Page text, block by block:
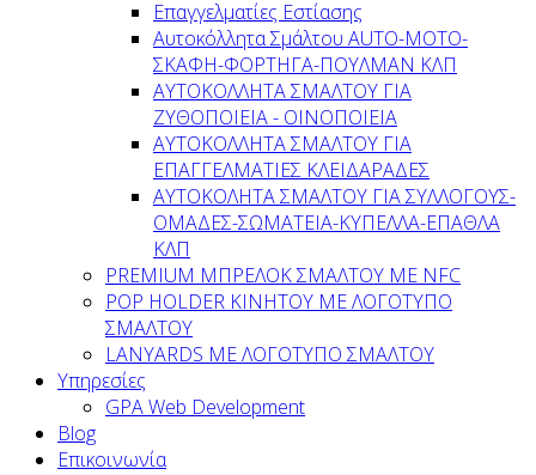
Επαγγελματίες Εστίασης
Αυτοκόλλητα Σμάλτου ΑUTO-MOTO-
ΣΚΑΦΗ-ΦΟΡΤΗΓΑ-ΠΟΥΛΜΑΝ ΚΛΠ
AYTOKOΛΛΗΤΑ ΣΜΑΛΤΟΥ ΓΙΑ
ΖΥΘΟΠΟΙΕΙΑ - ΟΙΝΟΠΟΙΕΙΑ
ΑΥΤΟΚΟΛΛΗΤΑ ΣΜΑΛΤΟΥ ΓΙΑ
ΕΠΑΓΓΕΛΜΑΤΙΕΣ ΚΛΕΙΔΑΡΑΔΕΣ
AYTOKOΛΗΤΑ ΣΜΑΛΤΟΥ ΓΙΑ ΣΥΛΛΟΓΟΥΣ-
ΟΜΑΔΕΣ-ΣΩΜΑΤEΙΑ-ΚΥΠΕΛΛΑ-ΕΠΑΘΛΑ
ΚΛΠ
PREMIUM ΜΠΡΕΛΟΚ ΣΜΑΛΤΟΥ ΜΕ NFC
POP HOLDER ΚΙΝΗΤΟΥ ΜΕ ΛΟΓΟΤΥΠΟ
ΣΜΑΛΤΟΥ
LANYARDS ΜΕ ΛΟΓΟΤΥΠΟ ΣΜΑΛΤΟΥ
Υπηρεσίες
GPA Web Development
Blog
Επικοινωνία